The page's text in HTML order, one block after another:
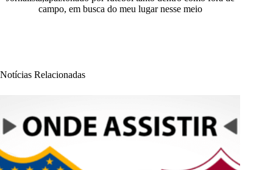
campo, em busca do meu lugar nesse meio
Notícias Relacionadas